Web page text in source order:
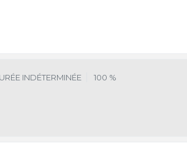
INDÉTERMINÉE 100 %